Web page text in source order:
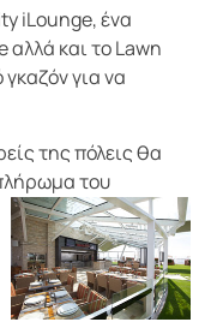
iLounge, ένα
και το Lawn
για να
της πόλεις θα
του